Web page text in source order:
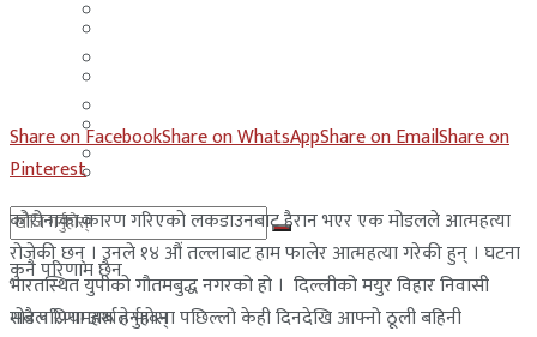
साउदी अरब
कुनै परिणाम छैन
सबै परिणामहरू हेर्नुहोस्
युएई
साउदी अरब
Share on FacebookShare on WhatsAppShare on EmailShare on
Pinterest
कोरोनाका कारण गरिएको लकडाउनबाट हैरान भएर एक मोडलले आत्महत्या
रोजेकी छन् । उनले १४ औं तल्लाबाट हाम फालेर आत्महत्या गरेकी हुन् । घटना
भारतस्थित युपीको गौतमबुद्ध नगरको हो । दिल्लीको मयुर विहार निवासी
मोडल प्रिया अर्थात भावना पछिल्लो केही दिनदेखि आफ्नो ठूली बहिनी